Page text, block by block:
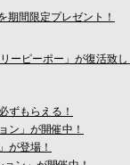
期間限定プレゼント！
ーピーポー」が復活致
ずもらえる！
ン」が開催中！
が登場！